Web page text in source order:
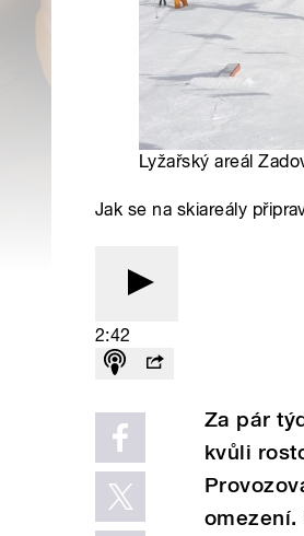
Lyžařský areál
Jak se na skiareály
2:42
Za pár
kvůli
omezení.